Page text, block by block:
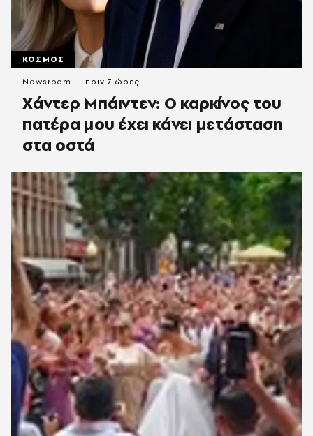
ΚΟΣΜΟΣ
Χάντερ Μπάιντεν: Ο καρκίνος του
πατέρα μου έχει κάνει μετάσταση
στα οστά
Newsroom πριν 7 ώρες